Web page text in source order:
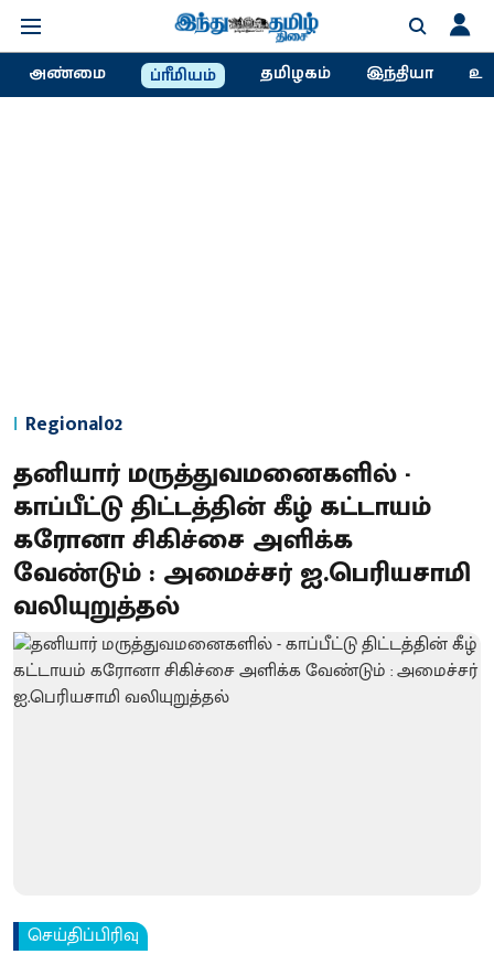
அண்மை ப்ரீமியம் தமிழகம் இந்தியா
Regional02
தனியார் மருத்துவமனைகளில் -
காப்பீட்டு திட்டத்தின் கீழ் கட்டாயம்
கரோனா சிகிச்சை அளிக்க
வேண்டும் : அமைச்சர் ஐ.பெரியசாமி
வலியுறுத்தல்
செய்திப்பிரிவு